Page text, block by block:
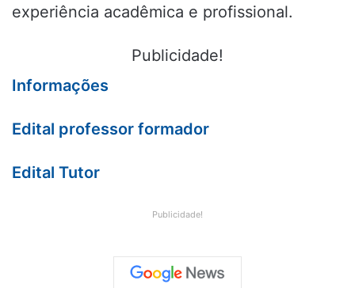
experiência acadêmica e profissional.
Publicidade!
Informações
Edital professor formador
Edital Tutor
Publicidade!